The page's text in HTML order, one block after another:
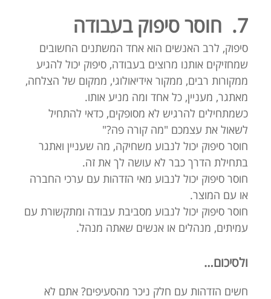
7. חוסר סיפוק בעבודה
סיפוק, לרב האנשים הוא אחד המשתנים החשובים
שמחזיקים אותנו מרוצים בעבודה, סיפוק יכול להגיע
ממקורות רבים, ממקור אידיאולוגי, ממקום של הצלחה,
מאתגר, מעניין, כל אחד ומה מניע אותו.
כשמתחילים להרגיש לא מסופקים, כדאי להתחיל
לשאול את עצמכם "מה קורה פה?"
חוסר סיפוק יכול לנבוע משחיקה, מה שעניין ואתגר
בתחילת הדרך כבר לא עושה לך את זה.
חוסר סיפוק יכול לנבוע מאי הזדהות עם ערכי החברה
או עם המוצר.
חוסר סיפוק יכול לנבוע מסביבת עבודה ומתקשורת עם
עמיתים, מנהלים או אנשים שאתה מנהל.
ולסיכום…
חשים הזדהות עם חלק ניכר מהסעיפים? אתם לא